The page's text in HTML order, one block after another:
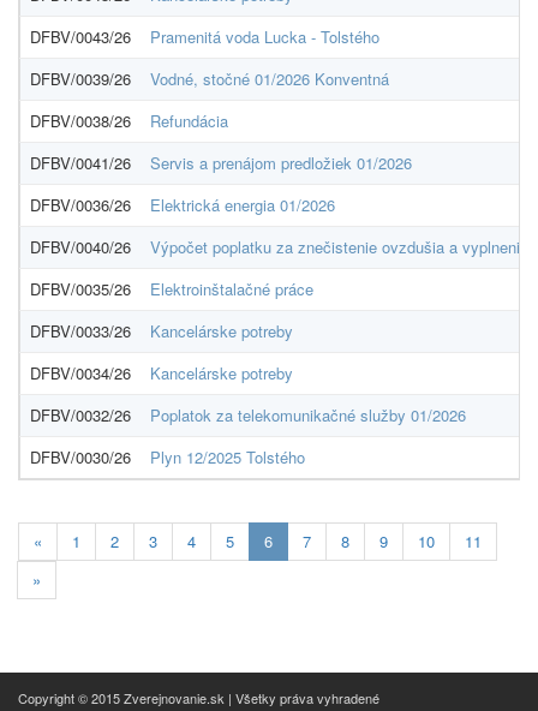
DFBV/0043/26
Pramenitá voda Lucka - Tolstého
DFBV/0039/26
Vodné, stočné 01/2026 Konventná
DFBV/0038/26
Refundácia
DFBV/0041/26
Servis a prenájom predložiek 01/2026
DFBV/0036/26
Elektrická energia 01/2026
DFBV/0040/26
Výpočet poplatku za znečistenie ovzdušia a vyplnenie
DFBV/0035/26
Elektroinštalačné práce
DFBV/0033/26
Kancelárske potreby
DFBV/0034/26
Kancelárske potreby
DFBV/0032/26
Poplatok za telekomunikačné služby 01/2026
DFBV/0030/26
Plyn 12/2025 Tolstého
« 1 2 3 4 5 6Aktuálna
stránka
7 8 9 10
11
»
Copyright © 2015 Zverejnovanie.sk | Všetky práva vyhradené